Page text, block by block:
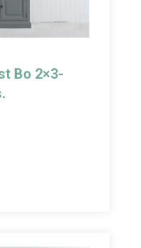
Bo 2×3-